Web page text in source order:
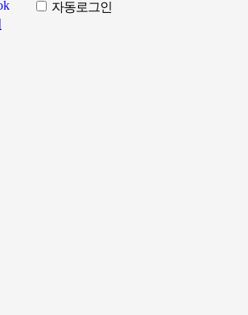
자동로그인